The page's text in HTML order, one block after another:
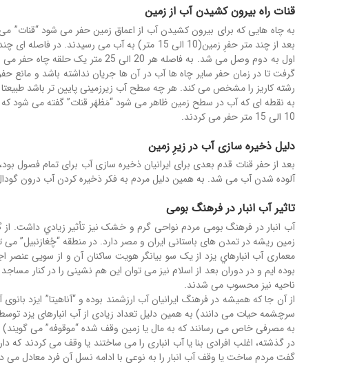
قنات راه بیرون کشیدن آب از زمین
به چاه هایی که برای بیرون کشیدن آب از اعماق زمین حفر می شود “قنات”
گرفت تا در زمان حفر سایر چاه ها آب در آن ها جریان نداشته باشد و
رشته کاریز را مشخص می کند. هر چه سطح آب زیرزمینی پایین تر باشد
10 الی 15 متر حفر می کردند.
دلیل ذخیره سازی آب در زیرِ زمین
بعد از حفر قنات قدم بعدی برای ایرانیان ذخیره سازی آب برای تمام
آلوده شدن آب می شد. به همین دلیل مردم به فکر ذخیره کردن آب درون گودال و
تاثیر آب انبار در فرهنگ بومی
آب انبار در فرهنگ بومی مردم نواحی گرم و خشک نیز تأثیر زیادي
زمین ریشه در تمدن های باستانی ایران و مصر دارد. در منطقه “چُغازنبیل”
معماری آب انبارهاي یزد از یک سو بیانگر هویت ساکنان آن و از سویی
بوده ایم و در دوران بعد از اسلام نیز می توان این هم نشینی را در کنار
ناحیه نیز محسوب می شدند.
از آن جا که همیشه در فرهنگ ایرانیان آب ارزشمند بوده و “آناهیتا” ایزد
سرچشمه حیات می دانند) به همین دلیل تعداد زیادی از آب انبارهای یزد
به مصرفی خاص می رسانند که به مال یا زمین وقف شده “موقوفه” می
در گذشته، اغلب افرادی بنا یا آب انباری را می ساختند یا وقف می کردند که
گفت مردم ساخت یا وقف آب انبار را به نوعی با ادامه نسل آن فرد معادل می